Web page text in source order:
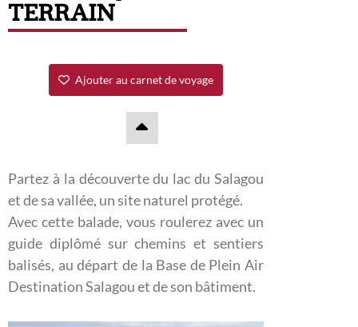
TERRAIN
Ajouter au carnet de voyage
Partez à la découverte du lac du Salagou
et de sa vallée, un site naturel protégé.
Avec cette balade, vous roulerez avec un
guide diplômé sur chemins et sentiers
balisés, au départ de la Base de Plein Air
Destination Salagou et de son bâtiment.